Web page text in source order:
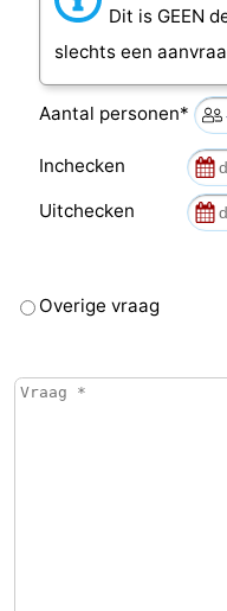
Dit is GEEN
slechts een
Aantal personen*
Inchecken
Uitchecken
Overige vraag